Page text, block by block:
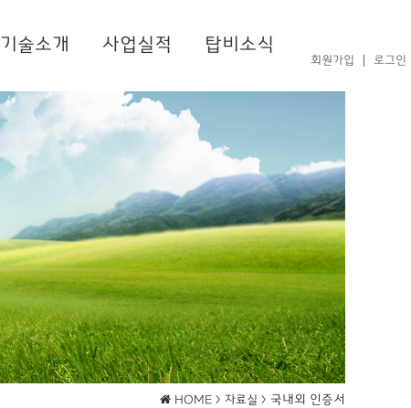
기술소개 사업실적 탑비소식
회원가입 로그인
HOME > 자료실 > 국내외 인증서